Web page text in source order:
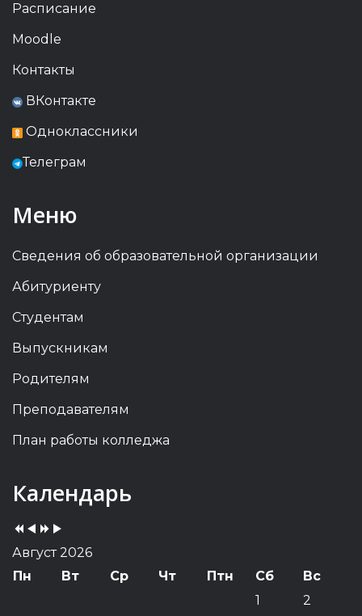
Расписание
Moodle
Контакты
ВКонтакте
Одноклассники
Телеграм
Меню
Сведения об образовательной организации
Абитуриенту
Студентам
Выпускникам
Родителям
Преподавателям
План работы колледжа
Календарь
Previous
Year
Previous
Month
YearMonth
Август 2026
Пн
Вт Ср Чт Птн Сб
Вс
1
2